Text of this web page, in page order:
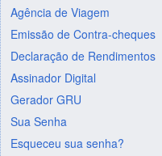
Agência de Viagem
Emissão de Contra-cheques
Declaração de Rendimentos
Assinador Digital
Gerador GRU
Sua Senha
Esqueceu sua senha?